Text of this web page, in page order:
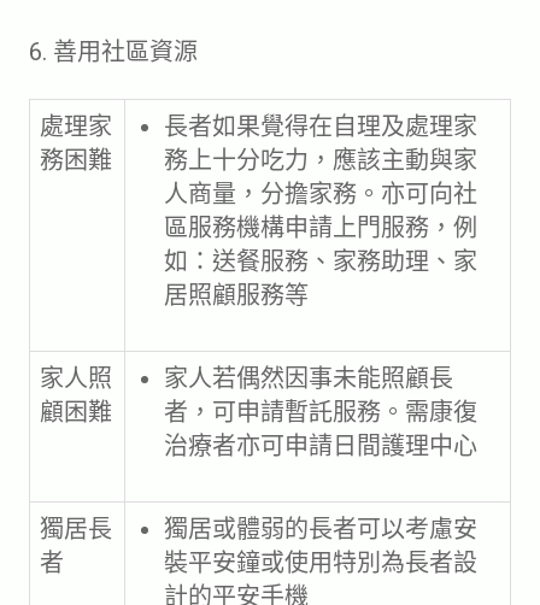
6. 善用社區資源
處理家
務困難
長者如果覺得在自理及處理家
務上十分吃力，應該主動與家
人商量，分擔家務。亦可向社
區服務機構申請上門服務，例
如：送餐服務、家務助理、家
居照顧服務等
家人照
顧困難
家人若偶然因事未能照顧長
者，可申請暫託服務。需康復
治療者亦可申請日間護理中心
獨居長
者
獨居或體弱的長者可以考慮安
裝平安鐘或使用特別為長者設
計的平安手機